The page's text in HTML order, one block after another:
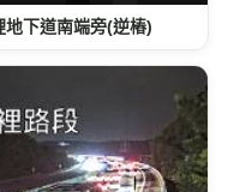
下道南端旁(逆樁)